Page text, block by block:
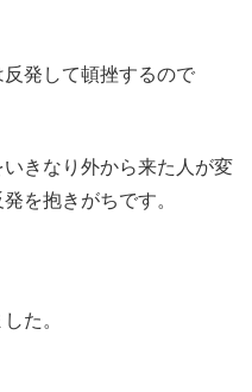
発して頓挫するので
きなり外から来た人が変
を抱きがちです。
た。